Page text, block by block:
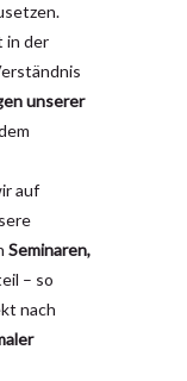
in der
unserer
auf
Seminaren,
– so
nach